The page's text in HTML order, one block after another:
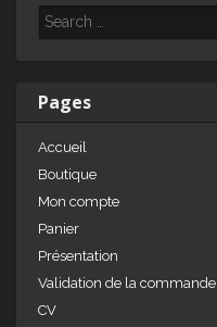
e
n
o
Search
Pages
Accueil
Boutique
Mon compte
Panier
Présentation
Validation de la commande
CV